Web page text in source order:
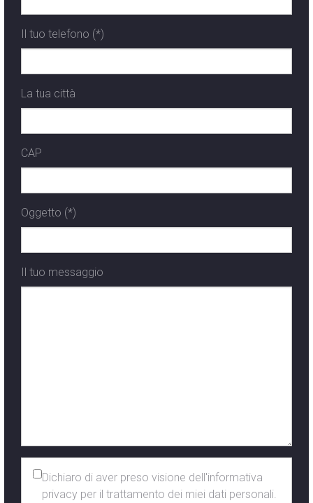
Il tuo telefono (*)
La tua città
CAP
Oggetto (*)
Il tuo messaggio
Dichiaro di aver preso visione dell'informativa
privacy per il trattamento dei miei dati personali.